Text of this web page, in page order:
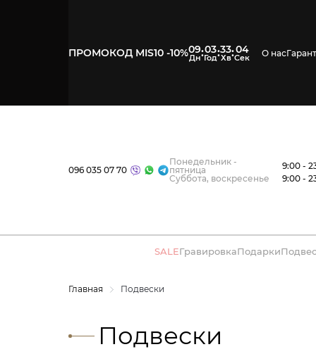
ПРОМОКОД MIS10 -10%09:03:33:03 О нас
096 035 07 70
Понедельник -
пятница
9:00 -
Суббота, воскресенье
9:00 -
SALEГравировкаПодарки
Главная Подвески
Подвески